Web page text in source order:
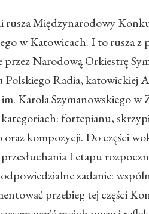
rusza Międzynarodowy
w Katowicach. I to rusza z
przez Narodową Orkiestrę
Polskiego Radia, katowickiej
Karola Szymanowskiego w
fortepianu,
kompozycji. Do części
I etapu
zadanie:
przebieg tej części